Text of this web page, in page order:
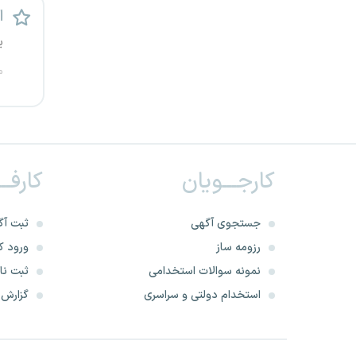
کارجـــویان
جستجوی آگهی
رزومه ساز
نمونه سوالات استخدامی
استخدام دولتی و سراسری
ثبت
ورود
ثبت